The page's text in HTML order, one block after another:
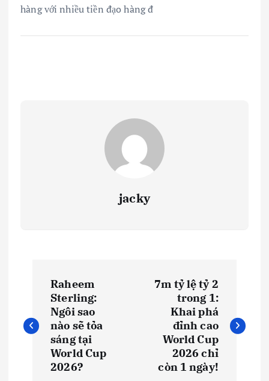
hàng với nhiều tiền đạo hàng đ
jacky
ề
Raheem
Sterling:
Ngôi sao
nào sẽ tỏa
sáng tại
World Cup
2026?
7m tỷ lệ tỷ 2
trong 1:
Khai phá
đỉnh cao
World Cup
2026 chỉ
còn 1 ngày!